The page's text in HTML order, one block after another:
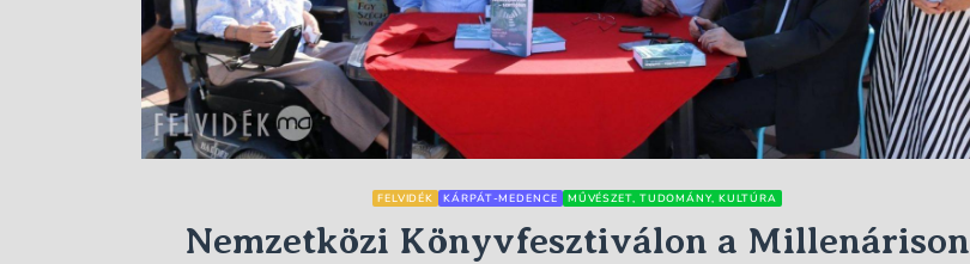
FELVIDÉK KÁRPÁT-MEDENCE MŰVÉSZET, TUDOMÁNY, KULTÚRA
Nemzetközi Könyvfesztiválon a Millenárison